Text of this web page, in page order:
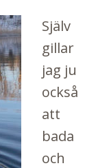
Själv
gillar
jag ju
också
att
bada
och